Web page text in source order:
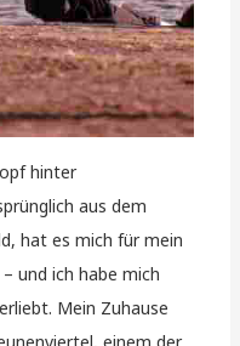
hinter
aus dem
hat es mich für mein
und ich habe mich
Mein Zuhause